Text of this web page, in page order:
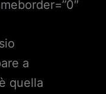
a
è quella